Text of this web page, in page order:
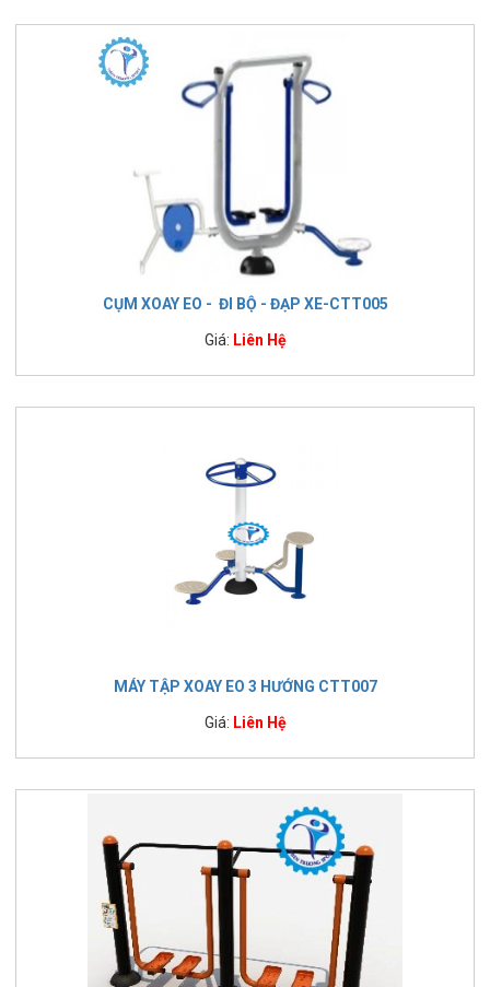
CỤM XOAY EO - ĐI BỘ - ĐẠP XE-CTT005
Giá: Liên Hệ
MÁY TẬP XOAY EO 3 HƯỚNG CTT007
Giá: Liên Hệ